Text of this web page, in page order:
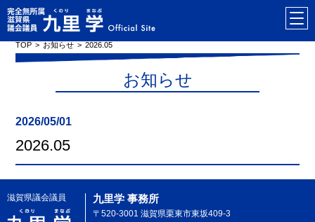
TOP お知らせ 2026.05
お知らせ
2026/05/01
2026.05
滋賀県議会議員 九里学 事務所
〒520-3001 滋賀県栗東市東坂409-3